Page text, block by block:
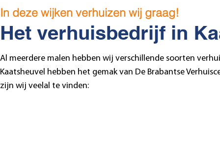
In deze wijken verhuizen wij graag!
Het verhuisbedrijf in
Al meerdere malen hebben wij verschillende soorten
Kaatsheuvel hebben het gemak van De Brabantse
zijn wij veelal te vinden: